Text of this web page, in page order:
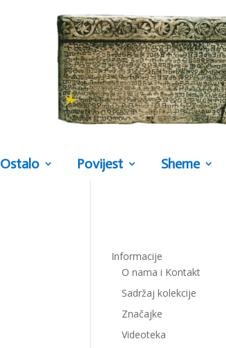
Ostalo Povijest Sheme
Informacije
O nama i Kontakt
Sadržaj kolekcije
Značajke
Videoteka